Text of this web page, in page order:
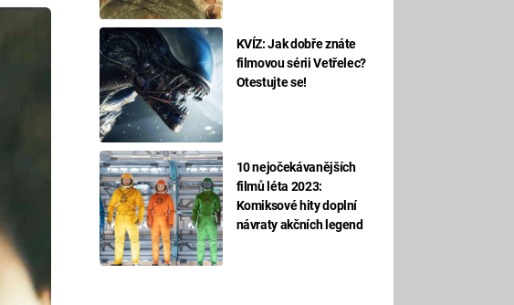
KVÍZ: Jak dobře znáte
filmovou sérii Vetřelec?
Otestujte se!
10 nejočekávanějších
filmů léta 2023:
Komiksové hity doplní
návraty akčních legend